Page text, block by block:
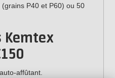
P40 et P60) ou 50
Kemtex
affûtant.